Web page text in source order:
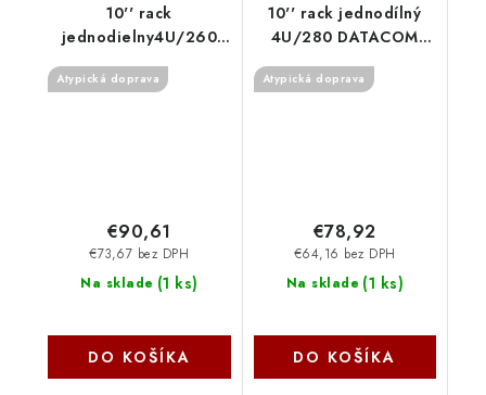
10'' rack
jednodielny4U/260
perf. RBA-04-LS3-BAX-
Atypická doprava
Na sklade (1 ks)
€73,67 bez DPH
€90,61
DO KOŠÍKA
10'' rack jednodílný
4U/280 DATACOM
Atypická doprava
Na sklade (1 ks)
€64,16 bez DPH
€78,92
DO KOŠÍKA